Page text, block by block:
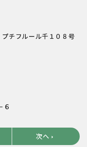
チフルール千１０８号
６
次へ arrow_right